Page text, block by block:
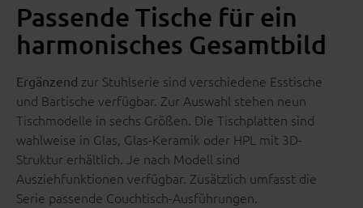
Passende Tische für ein
harmonisches Gesamtbild
Ergänzend zur Stuhlserie sind verschiedene Esstische
und Bartische verfügbar. Zur Auswahl stehen neun
Tischmodelle in sechs Größen. Die Tischplatten sind
wahlweise in Glas, Glas-Keramik oder HPL mit 3D-
Struktur erhältlich. Je nach Modell sind
Ausziehfunktionen verfügbar. Zusätzlich umfasst die
Serie passende Couchtisch-Ausführungen.